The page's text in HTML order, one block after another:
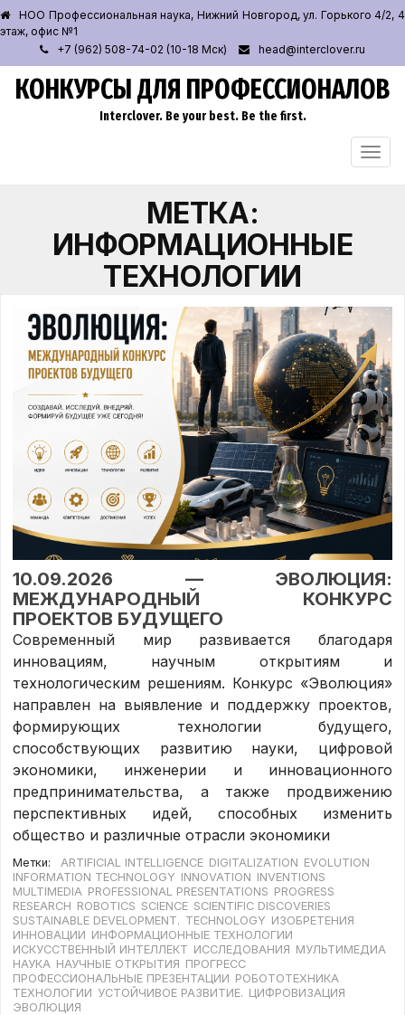
НОО Профессиональная наука, Нижний Новгород, ул. Горького 4/2, 4
этаж, офис №1
+7 (962) 508-74-02 (10-18 Мск)
head@interclover.ru
КОНКУРСЫ ДЛЯ ПРОФЕССИОНАЛОВ
Interclover. Be your best. Be the first.
МЕТКА:
ИНФОРМАЦИОННЫЕ
ТЕХНОЛОГИИ
10.09.2026 — ЭВОЛЮЦИЯ:
МЕЖДУНАРОДНЫЙ КОНКУРС
ПРОЕКТОВ БУДУЩЕГО
Современный мир развивается благодаря
инновациям, научным открытиям и
технологическим решениям. Конкурс «Эволюция»
направлен на выявление и поддержку проектов,
формирующих технологии будущего,
способствующих развитию науки, цифровой
экономики, инженерии и инновационного
предпринимательства, а также продвижению
перспективных идей, способных изменить
общество и различные отрасли экономики
Метки: ARTIFICIAL INTELLIGENCE DIGITALIZATION EVOLUTION
INFORMATION TECHNOLOGY INNOVATION INVENTIONS
MULTIMEDIA PROFESSIONAL PRESENTATIONS PROGRESS
RESEARCH ROBOTICS SCIENCE SCIENTIFIC DISCOVERIES
SUSTAINABLE DEVELOPMENT. TECHNOLOGY ИЗОБРЕТЕНИЯ
ИННОВАЦИИ ИНФОРМАЦИОННЫЕ ТЕХНОЛОГИИ
ИСКУССТВЕННЫЙ ИНТЕЛЛЕКТ ИССЛЕДОВАНИЯ МУЛЬТИМЕДИА
НАУКА НАУЧНЫЕ ОТКРЫТИЯ ПРОГРЕСС
ПРОФЕССИОНАЛЬНЫЕ ПРЕЗЕНТАЦИИ РОБОТОТЕХНИКА
ТЕХНОЛОГИИ УСТОЙЧИВОЕ РАЗВИТИЕ. ЦИФРОВИЗАЦИЯ
ЭВОЛЮЦИЯ